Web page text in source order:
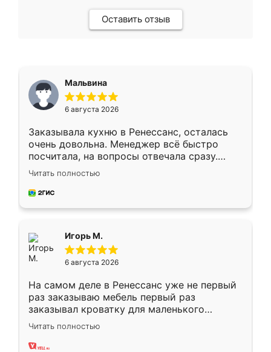
Оставить отзыв
Мальвина
6 августа 2026
Заказывала кухню в Ренессанс, осталась
очень довольна. Менеджер всё быстро
посчитала, на вопросы отвечала сразу.
Замерщик приехал в субботу, подошёл к
делу со всей ответственностью. Собрали
за день, ребята работали аккуратно, даже
Читать полностью
Игорь М.
6 августа 2026
На самом деле в Ренессанс уже не первый
раз заказываю мебель первый раз
заказывал кроватку для маленького
ребёнка при его рождении ,во второй раз
заказал шкаф-купе. По качеству очень
хорошее сборка достаточно быстрая,
Читать полностью